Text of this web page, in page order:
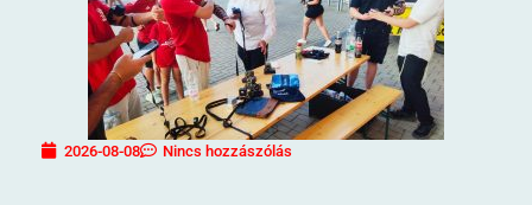
2026-08-08 Nincs hozzászólás